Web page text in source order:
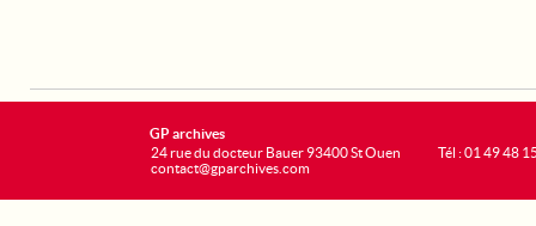
GP archives
24 rue du docteur Bauer 93400 St Ouen
contact@gparchives.com
Tél : 01 49 48